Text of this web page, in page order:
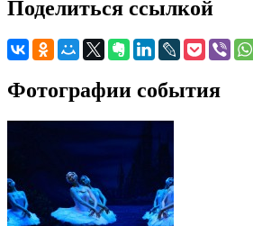
Поделиться ссылкой
Фотографии события